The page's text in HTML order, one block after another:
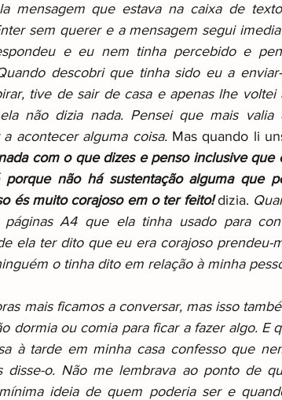
mensagem que estava na caixa de
sem querer e a mensagem segui
e eu nem tinha percebido e
descobri que tinha sido eu a
tive de sair de casa e apenas lhe
não dizia nada. Pensei que mais
acontecer alguma coisa. Mas quando li
com o que dizes e penso inclusive que
porque não há sustentação alguma que
és muito corajoso em o ter feito! dizia.
A4 que ela tinha usado para
ela ter dito que eu era corajoso prendeu-
o tinha dito em relação à minha
mais ficamos a conversar, mas isso
dormia ou comia para ficar a fazer algo. E
à tarde em minha casa confesso que
disse-o. Não me lembrava ao ponto de
ideia de quem poderia ser e